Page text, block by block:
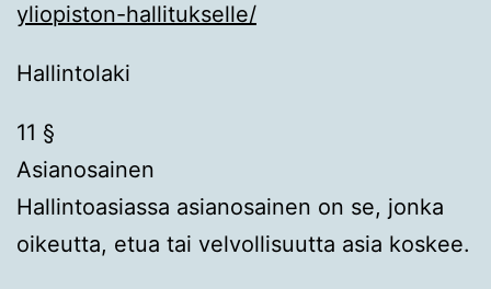
yliopiston-hallitukselle/
Hallintolaki
11 §
Asianosainen
Hallintoasiassa asianosainen on se, jonka
oikeutta, etua tai velvollisuutta asia koskee.